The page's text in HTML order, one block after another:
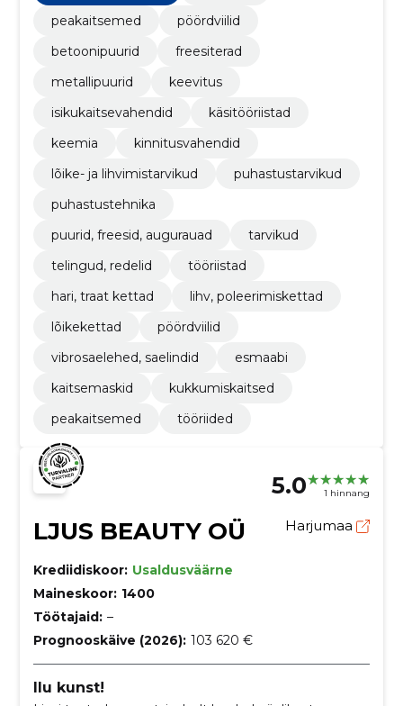
peakaitsemed
pöördviilid
betoonipuurid
freesiterad
metallipuurid
keevitus
isikukaitsevahendid
käsitööriistad
keemia
kinnitusvahendid
lõike- ja lihvimistarvikud
puhastustarvikud
puhastustehnika
puurid, freesid, augurauad
tarvikud
telingud, redelid
tööriistad
hari, traat kettad
lihv, poleerimiskettad
lõikekettad
pöördviilid
vibrosaelehed, saelindid
esmaabi
kaitsemaskid
kukkumiskaitsed
peakaitsemed
tööriided
5.0 1 hinnang
LJUS BEAUTY OÜ Harjumaa
Krediidiskoor: Usaldusväärne
Maineskoor: 1400
Töötajaid: –
Prognooskäive (2026): 103 620 €
Ilu kunst!